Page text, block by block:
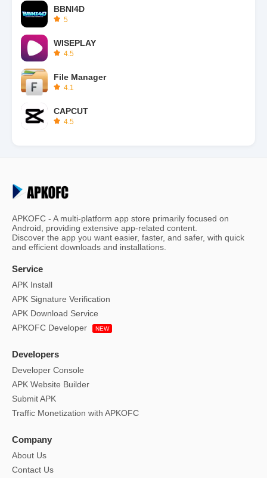
BBNI4D
5
WISEPLAY
4.5
File Manager
4.1
CAPCUT
4.5
APKOFC - A multi-platform app store primarily focused on
Android, providing extensive app-related content.
Discover the app you want easier, faster, and safer, with quick
and efficient downloads and installations.
Service
APK Install
APK Signature Verification
APK Download Service
APKOFC Developer
NEW
Developers
Developer Console
APK Website Builder
Submit APK
Traffic Monetization with APKOFC
Company
About Us
Contact Us